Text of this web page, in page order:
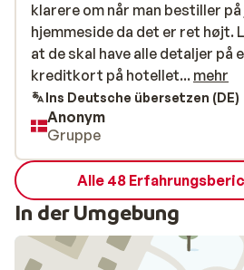
klarere om når man bestiller
hjemmeside da det er ret højt.
at de skal have alle detaljer på
kreditkort på hotellet.
klarere om når man bestiller
hjemmeside da det er ret højt.
at de skal have alle detaljer på
kreditkort på hotellet... mehr
Ins Deutsche übersetzen (DE)
Anonym
Gruppe
Alle 48
In der Umgebung